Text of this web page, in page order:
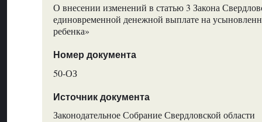
О внесении изменений в статью 3 Закона
единовременной денежной выплате на
ребенка»
Номер документа
50-ОЗ
Источник документа
Законодательное Собрание Свердловской области